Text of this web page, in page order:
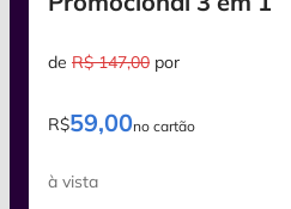
de R$ 147,00 por
R$59,00no cartão
à vista